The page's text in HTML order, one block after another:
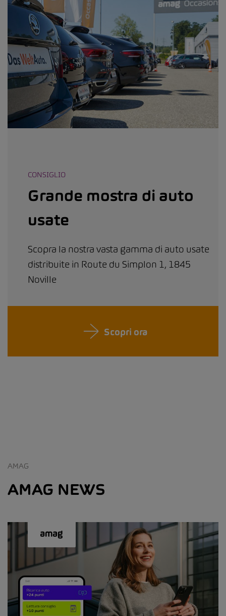
CONSIGLIO
Grande mostra di auto
usate
Scopra la nostra vasta gamma di auto usate
distribuite in Route du Simplon 1, 1845
Noville
Scopri ora
AMAG
AMAG NEWS